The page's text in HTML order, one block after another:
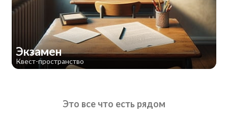
Экзамен
Квест-пространство
Это все что есть рядом